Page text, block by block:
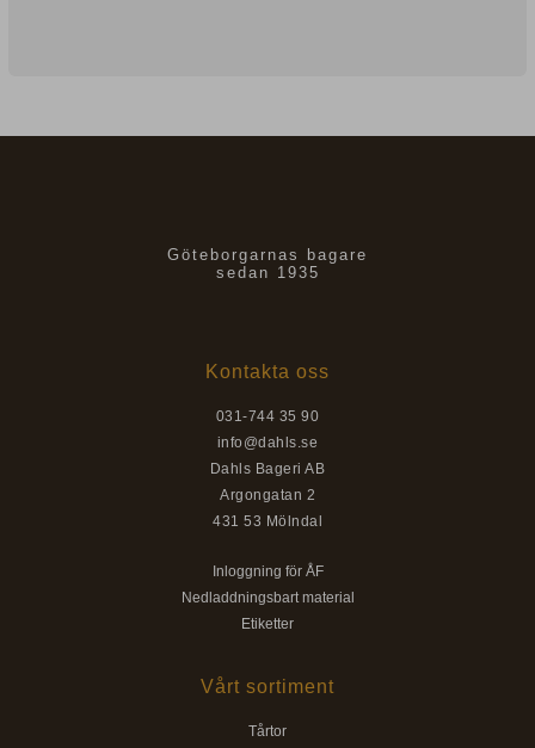
Göteborgarnas bagare
sedan 1935
Kontakta oss
031-744 35 90
info@dahls.se
Dahls Bageri AB
Argongatan 2
431 53 Mölndal
Inloggning för ÅF
Nedladdningsbart material
Etiketter
Vårt sortiment
Tårtor